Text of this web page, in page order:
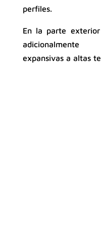
perfiles.
En la parte
adicionalmente
expansivas a altas